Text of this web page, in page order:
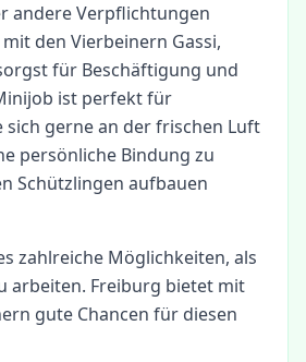
andere Verpflichtungen
den Vierbeinern Gassi,
für Beschäftigung und
ist perfekt für
sich gerne an der frischen Luft
persönliche Bindung zu
Schützlingen aufbauen
zahlreiche Möglichkeiten, als
arbeiten. Freiburg bietet mit
gute Chancen für diesen